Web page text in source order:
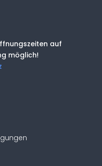
auf
möglich!